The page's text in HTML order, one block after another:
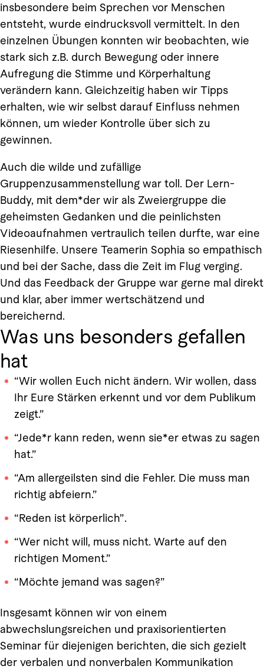
insbesondere beim Sprechen vor Menschen
entsteht, wurde eindrucksvoll vermittelt. In den
einzelnen Übungen konnten wir beobachten, wie
stark sich z.B. durch Bewegung oder innere
Aufregung die Stimme und Körperhaltung
verändern kann. Gleichzeitig haben wir Tipps
erhalten, wie wir selbst darauf Einfluss nehmen
können, um wieder Kontrolle über sich zu
gewinnen.
Auch die wilde und zufällige
Gruppenzusammenstellung war toll. Der Lern-
Buddy, mit dem*der wir als Zweiergruppe die
geheimsten Gedanken und die peinlichsten
Videoaufnahmen vertraulich teilen durfte, war eine
Riesenhilfe. Unsere Teamerin Sophia so empathisch
und bei der Sache, dass die Zeit im Flug verging.
Und das Feedback der Gruppe war gerne mal direkt
und klar, aber immer wertschätzend und
bereichernd.
Was uns besonders gefallen
hat
“Wir wollen Euch nicht ändern. Wir wollen, dass
Ihr Eure Stärken erkennt und vor dem Publikum
zeigt.”
“Jede*r kann reden, wenn sie*er etwas zu sagen
hat.”
“Am allergeilsten sind die Fehler. Die muss man
richtig abfeiern.”
“Reden ist körperlich”.
“Wer nicht will, muss nicht. Warte auf den
richtigen Moment.”
“Möchte jemand was sagen?”
Insgesamt können wir von einem
abwechslungsreichen und praxisorientierten
Seminar für diejenigen berichten, die sich gezielt
der verbalen und nonverbalen Kommunikation